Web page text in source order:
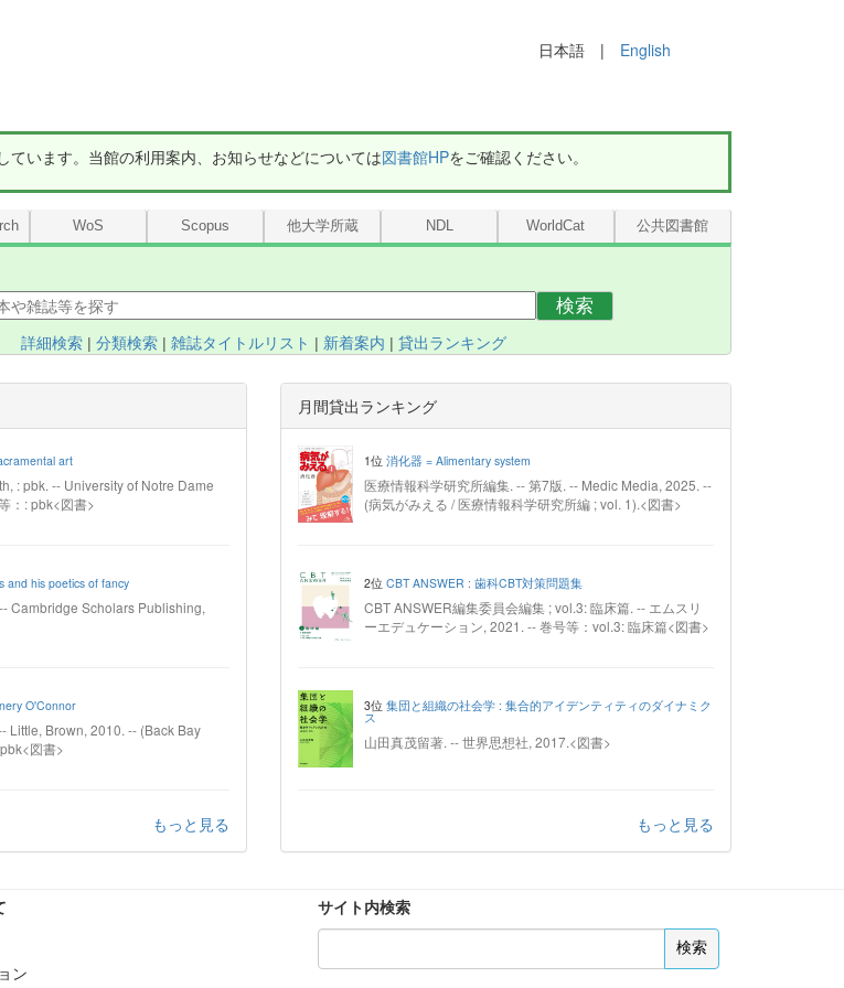
日本語 | English
います。当館の利用案内、お知らせなどについては図書館HPをご確認ください。
WoS Scopus 他大学所蔵 NDL WorldCat 公共図書館
検索
詳細検索 |分類検索 |雑誌タイトルリスト | 新着案内 |貸出ランキング
art
: pbk. -- University of Notre Dame
：: pbk<図書>
and his poetics of fancy
Cambridge Scholars Publishing,
O'Connor
Little, Brown, 2010. -- (Back Bay
図書>
もっと見る
月間貸出ランキング
1位消化器 = Alimentary system
医療情報科学研究所編集. -- 第7版. -- Medic Media, 2025. --
(病気がみえる / 医療情報科学研究所編 ; vol. 1).<図書>
2位CBT ANSWER : 歯科CBT対策問題集
CBT ANSWER編集委員会編集 ; vol.3: 臨床篇. -- エムスリ
ーエデュケーション, 2021. -- 巻号等：vol.3: 臨床篇<図書>
3位集団と組織の社会学 : 集合的アイデンティティのダイナミク
ス
山田真茂留著. -- 世界思想社, 2017.<図書>
もっと見る
ン
サイト内検索
検索